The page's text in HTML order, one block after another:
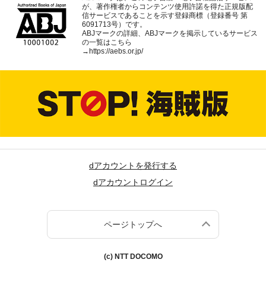
が、著作権者からコンテンツ使用許諾を得た正規版配
信サービスであることを示す登録商標（登録番号 第
6091713号）です。
ABJマークの詳細、ABJマークを掲示しているサービス
の一覧はこちら
→https://aebs.or.jp/
dアカウントを発行する
dアカウントログイン
ページトップへ
(c) NTT DOCOMO